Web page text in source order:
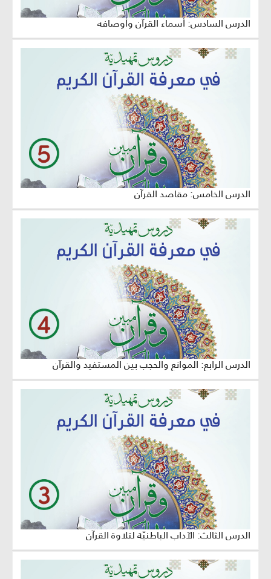
الدرس السادس: أسماء القرآن وأوصافه
الدرس الخامس: مقاصد القرآن
الدرس الرابع: الموانع والحجب بين المستفيد والقرآن
الدرس الثالث: الآداب الباطنيّة لتلاوة القرآن